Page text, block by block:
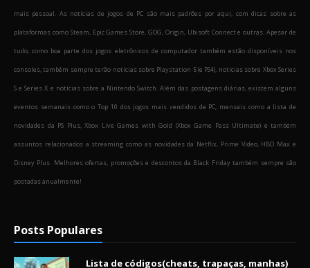
mais pessoal. As notícias de jogos de PC são mais padrões por aqui, com dicas sobre as
plataformas como Steam, Epic Games Store, GOG, Origin, Ubisoft Connect e outras. Apesar de
tudo, como boa parte dos jogos eletrônicos de computador também estão disponíveis nos
consoles, também sempre terão notícias sobre Playstation 5 (e PS4), notícias sobre Xbox Series
S e Series X e notícias sobre a Nintendo Switch. Além das postagens diárias, existem alguns
eventos semanais como o Top 10 dos jogos mais vendidos de PC, mensais como a lista de
novidades da PS Plus, Xbox Live Games with Gold (Xbox Game Pass Ultimate) e também
assuntos relacionados a streaming como as novidades da Netflix, Prime Video, HBO Max e
Disney Plus. Melhores ofertas, promoções e descontos da Black Friday também sempre são
postadas anualmente!
Posts Populares
Lista de códigos(cheats, trapaças, manhas)